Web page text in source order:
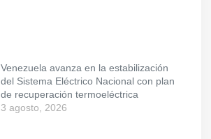
Venezuela avanza en la estabilización
del Sistema Eléctrico Nacional con plan
de recuperación termoeléctrica
3 agosto, 2026